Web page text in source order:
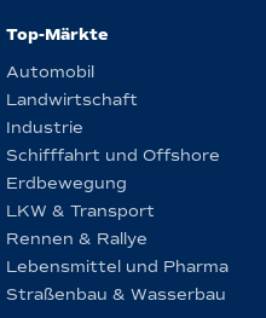
Top-Märkte
Automobil
Landwirtschaft
Industrie
Schifffahrt und Offshore
Erdbewegung
LKW & Transport
Rennen & Rallye
Lebensmittel und Pharma
Straßenbau & Wasserbau